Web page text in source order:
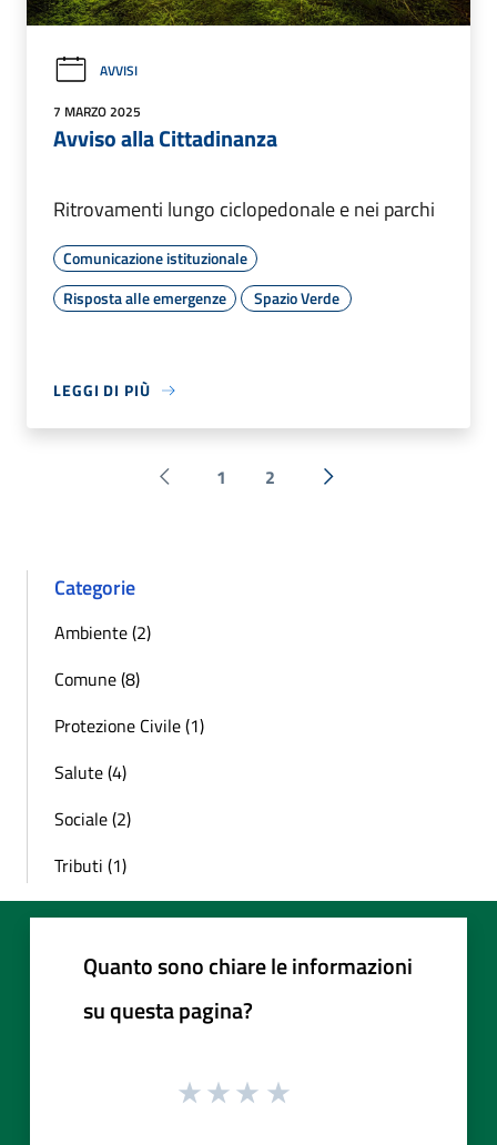
AVVISI
7 MARZO 2025
Avviso alla Cittadinanza
Ritrovamenti lungo ciclopedonale e nei parchi
Comunicazione istituzionale
Risposta alle emergenze
Spazio Verde
LEGGI DI PIÙ
Pagina precedente
1 2 Successiva »
Categorie
Ambiente (2)
Comune (8)
Protezione Civile (1)
Salute (4)
Sociale (2)
Tributi (1)
Quanto sono chiare le informazioni
su questa pagina?